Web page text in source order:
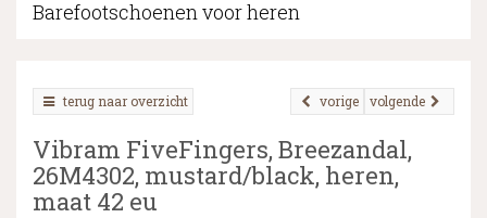
▼
Barefootschoenen voor heren
terug naar overzicht volgende
vorige
Vibram FiveFingers, Breezandal,
26M4302, mustard/black, heren,
maat 42 eu